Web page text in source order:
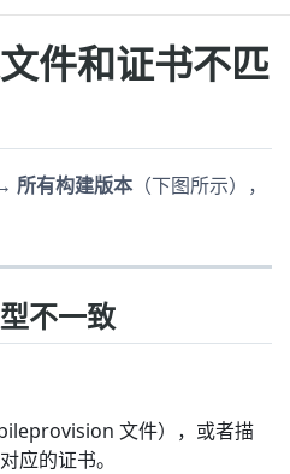
件和证书不匹
所有构建版本 （下图所示），
不一致
文件），或者描
应的证书。